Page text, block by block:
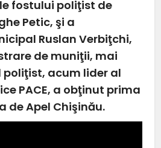
fostului poliţist de
Petic, şi a
Ruslan Verbiţchi,
de muniţii, mai
acum lider al
PACE, a obţinut prima
de Apel Chişinău.